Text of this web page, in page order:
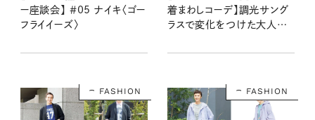
ー座談会】 ＃05 ナイキ〈ゴー
フライイーズ〉
着まわしコーデ】調光サング
ラスで変化をつけた大人ス
子さん
FASHION FASHION